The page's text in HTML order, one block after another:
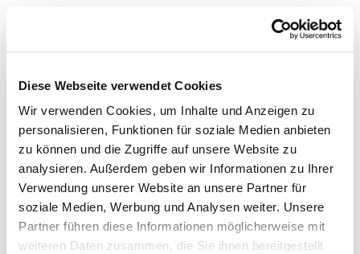
Diese Webseite verwendet Cookies
Wir verwenden Cookies, um Inhalte und Anzeigen zu
personalisieren, Funktionen für soziale Medien anbieten
zu können und die Zugriffe auf unsere Website zu
analysieren. Außerdem geben wir Informationen zu Ihrer
Verwendung unserer Website an unsere Partner für
soziale Medien, Werbung und Analysen weiter. Unsere
Partner führen diese Informationen möglicherweise mit
weiteren Daten zusammen, die Sie ihnen bereitgestellt